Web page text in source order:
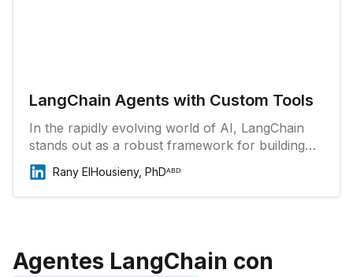
LangChain Agents with Custom Tools
In the rapidly evolving world of AI, LangChain
stands out as a robust framework for building
applications with language models. Among its
many features, LangChain agents are
particularly powerful, enabling dynamic
Rany ElHousieny, PhDᴬᴮᴰ
Agentes LangChain con